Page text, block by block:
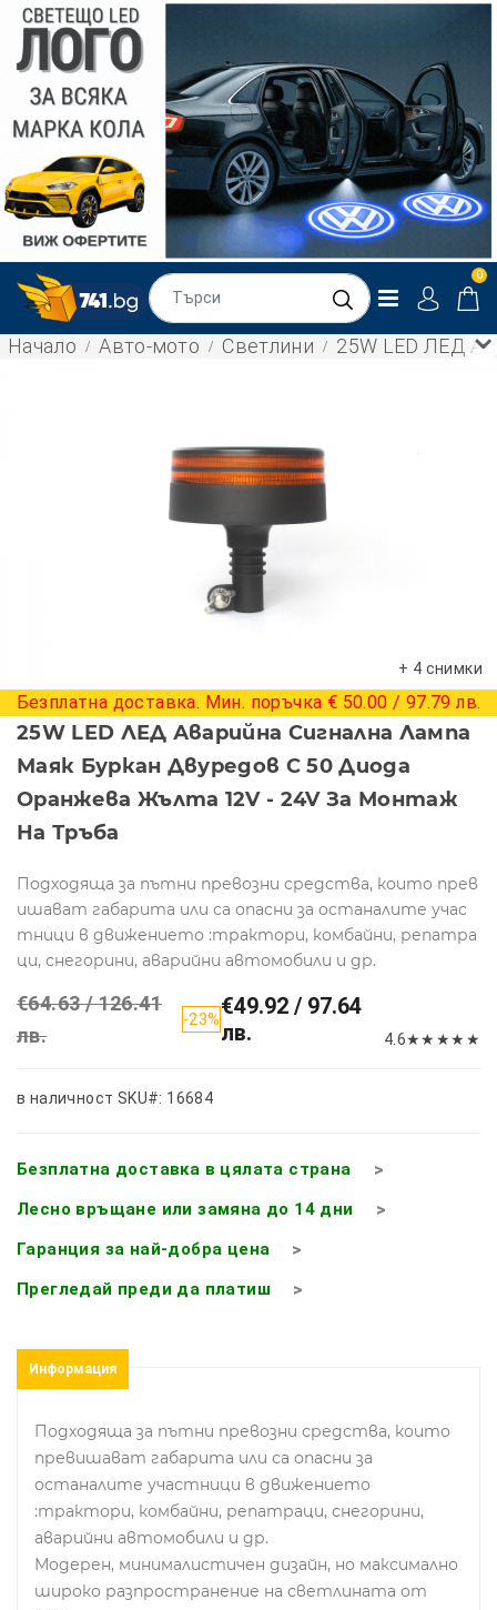
0
Начало Авто-мото Светлини 25W LED ЛЕД
+ 4 снимки
Безплатна доставка. Мин. поръчка € 50.00 / 97.79 лв.
25W LED ЛЕД Аварийна Сигнална Лампа
Маяк Буркан Двуредов С 50 Диода
Оранжева Жълта 12V - 24V За Монтаж
На Тръба
Подходяща за пътни превозни средства, които прев
ишават габарита или са опасни за останалите учас
тници в движението :трактори, комбайни, репатра
ци, снегорини, аварийни автомобили и др.
€64.63 / 126.41
лв.
-23%€49.92 / 97.64
лв.
4.6★★ ★★ ★
в наличност SKU#: 16684
Безплатна доставка в цялата страна
Лесно връщане или замяна до 14 дни
Гаранция за най-добра цена
Прегледай преди да платиш
Информация
Подходяща за пътни превозни средства, които
превишават габарита или са опасни за
останалите участници в движението
:трактори, комбайни, репатраци, снегорини,
аварийни автомобили и др.
Модерен, минималистичен дизайн, но максимално
широко разпространение на светлината от